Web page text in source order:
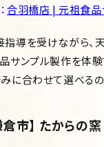
合羽橋店 | 元祖食品
導を受けながら、
サンプル製作を体験
に合わせて選べるの
市】 たからの窯